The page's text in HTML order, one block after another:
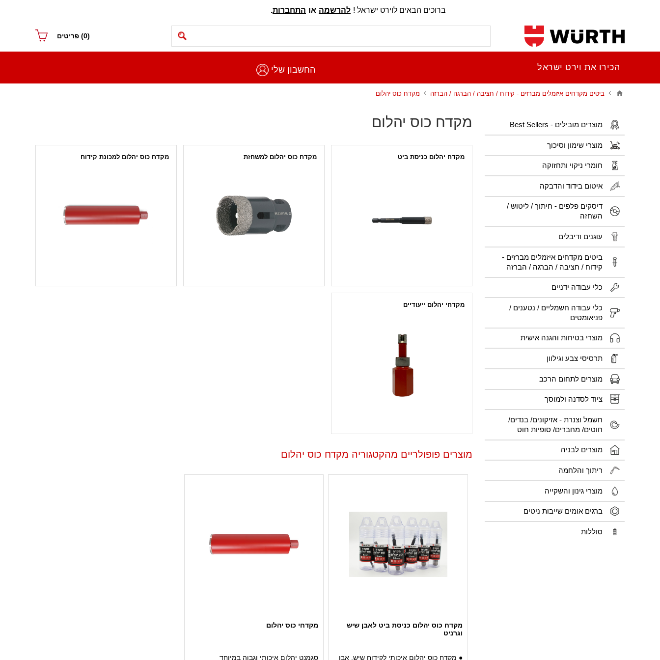
ברוכים הבאים לוירט ישראל ! להרשמה או התחברות.
(0) פריטים
מוצרים מובילים - Best Sellers
מוצרי שימון וסיכוך
חומרי ניקוי ותחזוקה
איטום בידוד והדבקה
דיסקים פלפים - חיתוך / ליטוש /
השחזה
עוגנים ודיבלים
ביטים מקדחים איזמלים מברזים -
קידוח / חציבה / הברגה / הברזה
כלי עבודה ידניים
כלי עבודה חשמליים / נטענים /
פניאומטים
מוצרי בטיחות והגנה אישית
תרסיסי צבע וגילוון
מוצרים לתחום הרכב
ציוד לסדנה ולמוסך
חשמל וצנרת - אזיקונים/ בנדים/
חוטים/ מחברים/ סופיות חוט
מוצרים לבניה
ריתוך והלחמה
מוצרי גינון והשקייה
ברגים אומים שייבות ניטים
סוללות
הכירו את וירט ישראל החשבון שלי
ביטים מקדחים איזמלים מברזים - קידוח / חציבה / הברגה / הברזה מקדח כוס יהלום
מקדח כוס יהלום
מקדח יהלום כניסת ביט מקדח כוס יהלום למשחזת מקדח כוס יהלום למכונת קידוח
מקדחי יהלום ייעודיים
מוצרים פופולריים מהקטגוריה מקדח כוס יהלום
מקדח כוס יהלום כניסת ביט לאבן שיש
וגרניט
● מקדח כוס יהלום איכותי לקידוח שיש, אבן
מקדחי כוס יהלום
סגמנט יהלום איכותי וגבוה במיוחד